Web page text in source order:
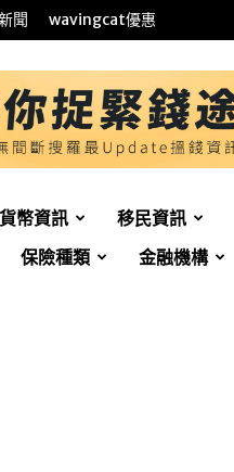
聞 wavingcat優惠
幣資訊 移民資訊
保險種類 金融機構